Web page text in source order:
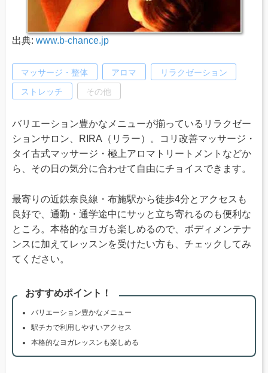
出典: www.b-chance.jp
マッサージ・整体 アロマ リラクゼーション
ストレッチ その他
バリエーション豊かなメニューが揃っているリラクゼー
ションサロン、RIRA（リラー）。コリ改善マッサージ・
タイ古式マッサージ・極上アロマトリートメントなどか
ら、その日の気分に合わせて自由にチョイスできます。
最寄りの近鉄奈良線・布施駅から徒歩4分とアクセスも
良好で、通勤・通学途中にサッと立ち寄れるのも便利な
ところ。本格的なヨガも楽しめるので、ボディメンテナ
ンスに加えてレッスンを受けたい方も、チェックしてみ
てください。
おすすめポイント！
バリエーション豊かなメニュー
駅チカで利用しやすいアクセス
本格的なヨガレッスンも楽しめる